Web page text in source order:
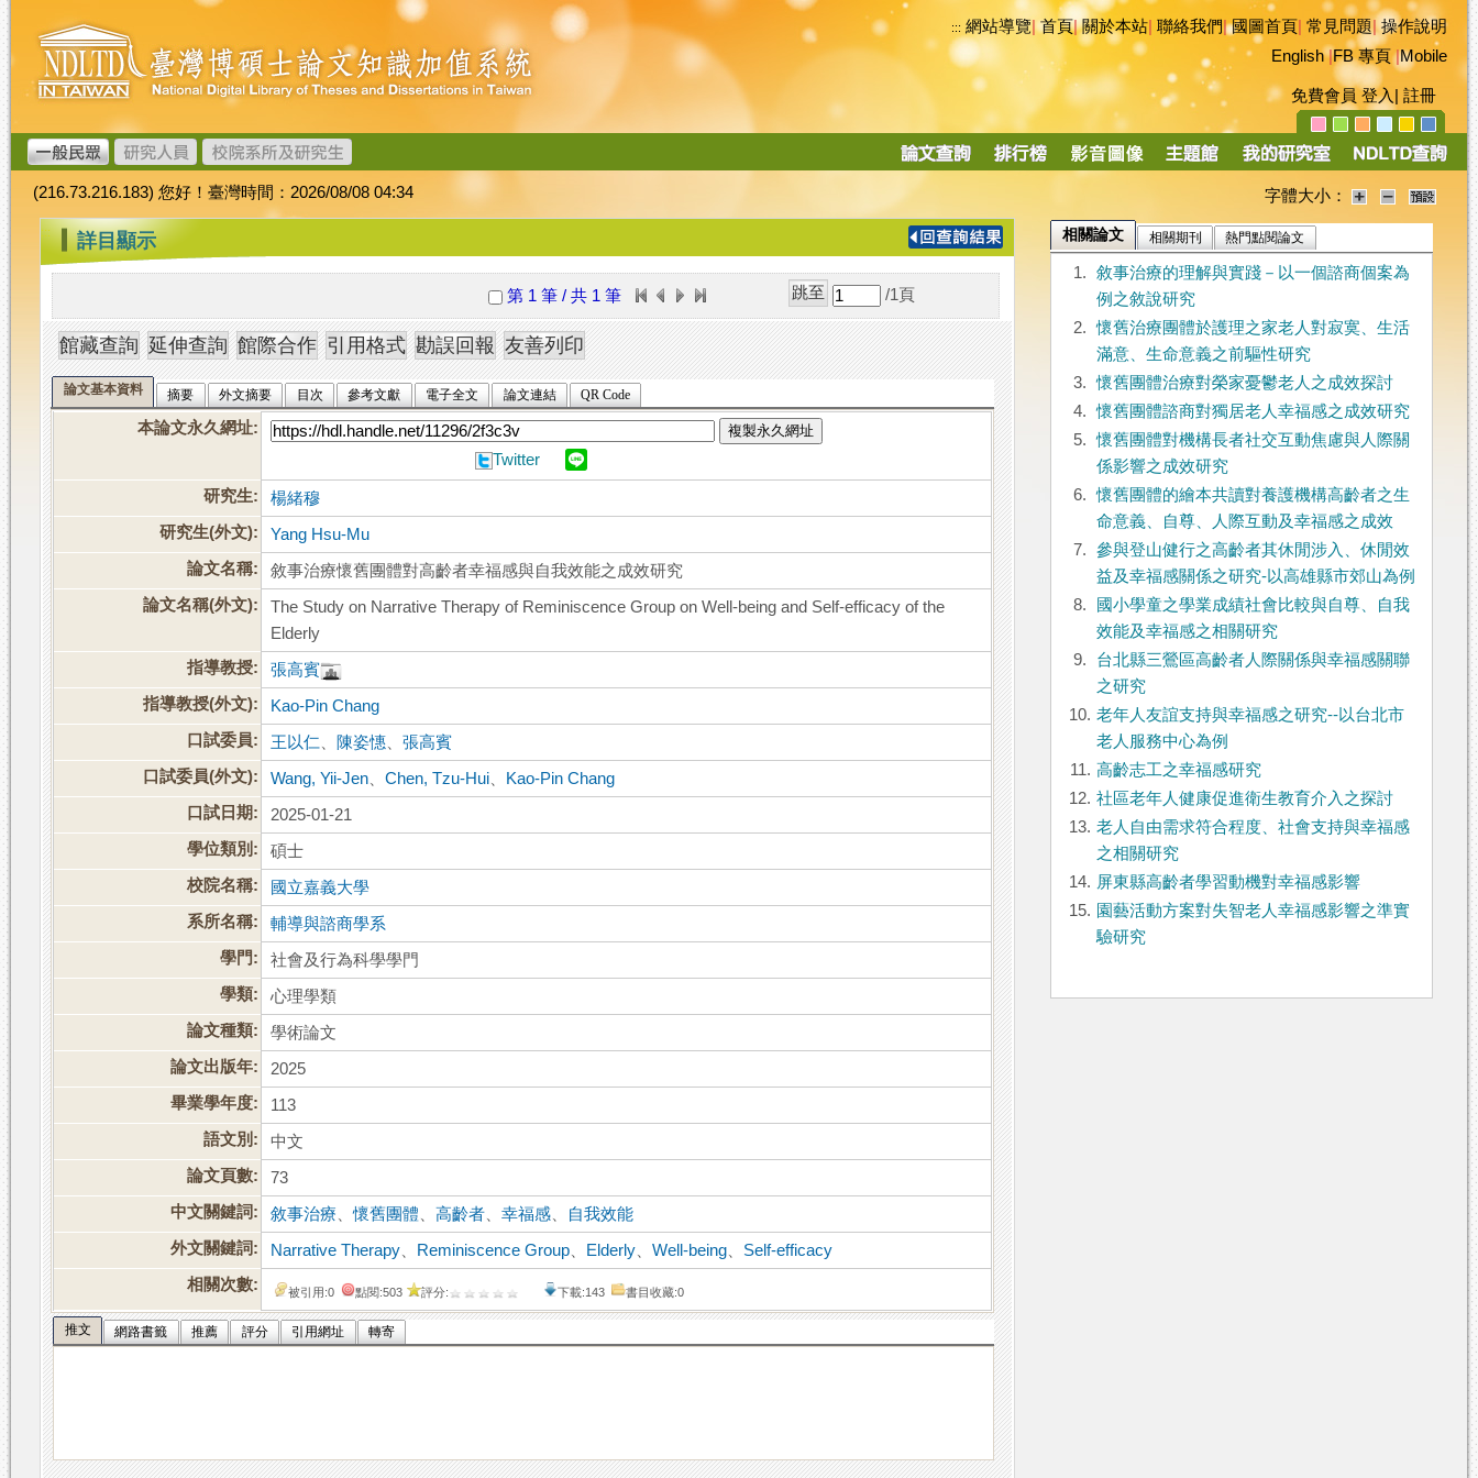
跳
到
主
要
內
容
臺
灣
博
碩
士
論
文
加
值
系
統
::: 網站導覽|首頁|關於本站 聯絡我們|國圖首頁 常見問題|操作說明
English|FB 專頁|Mobile
免費會員 登入 註冊
導
(216.73.216.183) 您好！臺灣時間：2026/08/08 04:34 字體大小：
::: 詳目顯示
第 1 筆 / 共 1 筆 /1 頁
論文基本資料 摘要 外文摘要 目次 參考文獻 電子全文 論文連結 QR Code
本論文永久網址: 複製永久網址
Twitter
研究生:
楊緒穆
研究生(外文):
Yang Hsu-Mu
論文名稱:
敘事治療懷舊團體對高齡者幸福感與自我效能之成效研究
論文名稱(外文):
The Study on Narrative Therapy of Reminiscence Group on Well-being and Self-efficacy of the
Elderly
指導教授:
張高賓
指導教授(外文):
Kao-Pin Chang
口試委員:
王以仁 陳姿憓 、張高賓
口試委員(外文):
Wang, Yii-Jen 、Chen, Tzu-Hui
Kao-Pin Chang
口試日期:
2025-01-21
學位類別:
碩士
校院名稱:
國立嘉義大學
系所名稱:
輔導與諮商學系
學門:
社會及行為科學學門
學類:
心理學類
論文種類:
學術論文
論文出版年:
2025
畢業學年度:
113
語文別:
中文
論文頁數:
73
中文關鍵詞:
敘事治療 、懷舊團體 、高齡者 、幸福感
自我效能
外文關鍵詞:
Narrative Therapy Reminiscence Group Elderly 、Well-being
Self-efficacy
相關次數:
被引用:0 點閱:503 評分: 下載:143 書目收藏:0
推文 網路書籤 推薦 評分 引用網址 轉寄
相關論文 相關期刊 熱門點閱論文
1.
敘事治療的理解與實踐－以一個諮商個案為
例之敘說研究
2. 懷舊治療團體於護理之家老人對寂寞、生活
滿意、生命意義之前驅性研究
3. 懷舊團體治療對榮家憂鬱老人之成效探討
4. 懷舊團體諮商對獨居老人幸福感之成效研究
5. 懷舊團體對機構長者社交互動焦慮與人際關
係影響之成效研究
6. 懷舊團體的繪本共讀對養護機構高齡者之生
命意義、自尊、人際互動及幸福感之成效
7.
參與登山健行之高齡者其休閒涉入、休閒效
益及幸福感關係之研究-以高雄縣市郊山為例
8.
國小學童之學業成績社會比較與自尊、自我
效能及幸福感之相關研究
9.
台北縣三鶯區高齡者人際關係與幸福感關聯
之研究
10. 老年人友誼支持與幸福感之研究--以台北市
老人服務中心為例
11. 高齡志工之幸福感研究
12. 社區老年人健康促進衛生教育介入之探討
13. 老人自由需求符合程度、社會支持與幸福感
之相關研究
14. 屏東縣高齡者學習動機對幸福感影響
15. 園藝活動方案對失智老人幸福感影響之準實
驗研究